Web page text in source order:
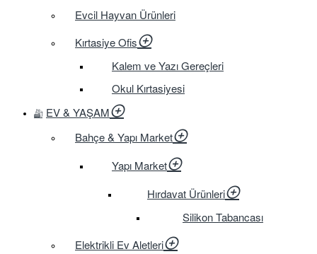
Evcil Hayvan Ürünleri
Kırtasiye Ofis
Kalem ve Yazı Gereçleri
Okul Kırtasiyesi
EV & YAŞAM
Bahçe & Yapı Market
Yapı Market
Hırdavat Ürünleri
Silikon Tabancası
Elektrikli Ev Aletleri